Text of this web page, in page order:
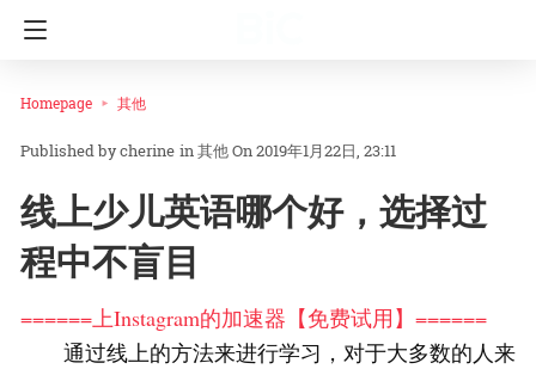
Homepage 其他
cherine in其他On 2019年1月22日, 23:11
线上少儿英语哪个好，选择过
程中不盲目
======上Instagram的加速器【免费试用】======
通过线上的方法来进行学习，对于大多数的人来